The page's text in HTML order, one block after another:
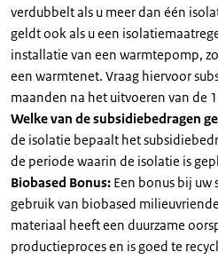
verdubbelt als u meer dan één
geldt ook als u een
installatie van een warmtepomp,
een warmtenet. Vraag hiervoor
maanden na het uitvoeren van de
Welke van de subsidiebedragen
de isolatie bepaalt het
de periode waarin de isolatie is
Biobased Bonus: Een bonus bij
gebruik van biobased
materiaal heeft een duurzame
productieproces en is goed te